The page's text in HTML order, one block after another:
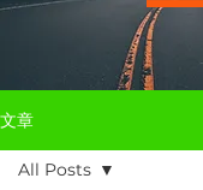
文章
All Posts